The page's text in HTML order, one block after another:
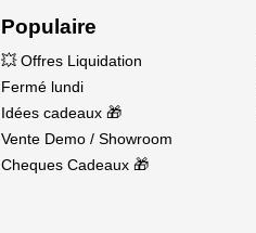
Populaire
💥 Offres Liquidation
Fermé lundi
Idées cadeaux 🎁
Vente Demo / Showroom
Cheques Cadeaux 🎁